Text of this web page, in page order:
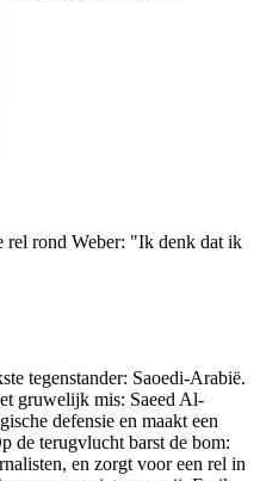
rond Weber: "Ik denk dat ik
tegenstander: Saoedi-Arabië.
gruwelijk mis: Saeed Al-
defensie en maakt een
de terugvlucht barst de bom:
en zorgt voor een rel in